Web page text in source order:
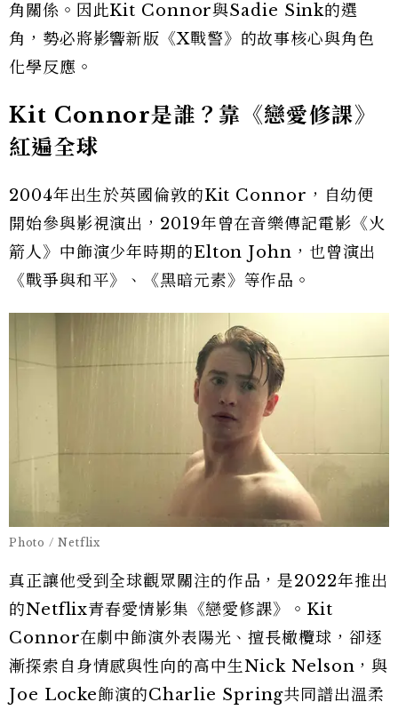
角關係。因此Kit Connor與Sadie Sink的選
角，勢必將影響新版《X戰警》的故事核心與角色
化學反應。
Kit Connor是誰？靠《戀愛修課》
紅遍全球
2004年出生於英國倫敦的Kit Connor，自幼便
開始參與影視演出，2019年曾在音樂傳記電影《火
箭人》中飾演少年時期的Elton John，也曾演出
《戰爭與和平》、《黑暗元素》等作品。
Photo / Netflix
真正讓他受到全球觀眾關注的作品，是2022年推出
的Netflix青春愛情影集《戀愛修課》。Kit
Connor在劇中飾演外表陽光、擅長橄欖球，卻逐
漸探索自身情感與性向的高中生Nick Nelson，與
Joe Locke飾演的Charlie Spring共同譜出溫柔